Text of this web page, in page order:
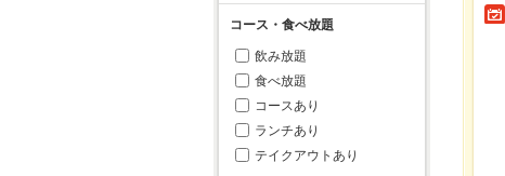
コース・食べ放題
飲み放題
食べ放題
コースあり
ランチあり
テイクアウトあり